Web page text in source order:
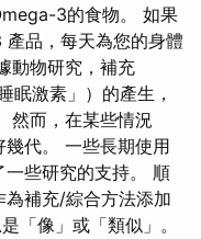
3的食物。 如果
品，每天為您的身體
動物研究，補充
眠激素」）的產生，
然而，在某些情況
代。 一些長期使用
一些研究的支持。 順
補充/綜合方法添加
「像」或「類似」。